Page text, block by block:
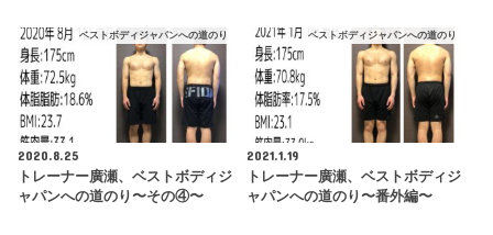
ベストボディジャパンへの道のり
2020.8.25
トレーナー廣瀬、ベストボディジ
ャパンへの道のり〜その④〜
ベストボディジャパンへの道のり
2021.1.19
トレーナー廣瀬、ベストボディジ
ャパンへの道のり〜番外編〜